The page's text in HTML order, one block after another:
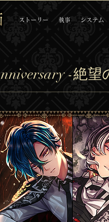
ストーリー 執事 システム
-絶